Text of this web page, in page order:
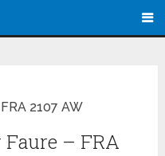
2107 AW
– FRA